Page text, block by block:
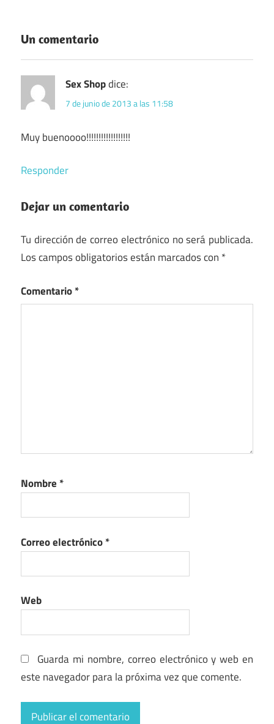
Un comentario
Sex Shopdice:
7 de junio de 2013 a las 11:58
Muy buenoooo!!!!!!!!!!!!!!!!!!
Responder
Dejar un comentario
Tu dirección de correo electrónico no será publicada.
Los campos obligatorios están marcados con *
Comentario*
Nombre *
Correo electrónico*
Web
Guarda mi nombre, correo electrónico y web en
este navegador para la próxima vez que comente.